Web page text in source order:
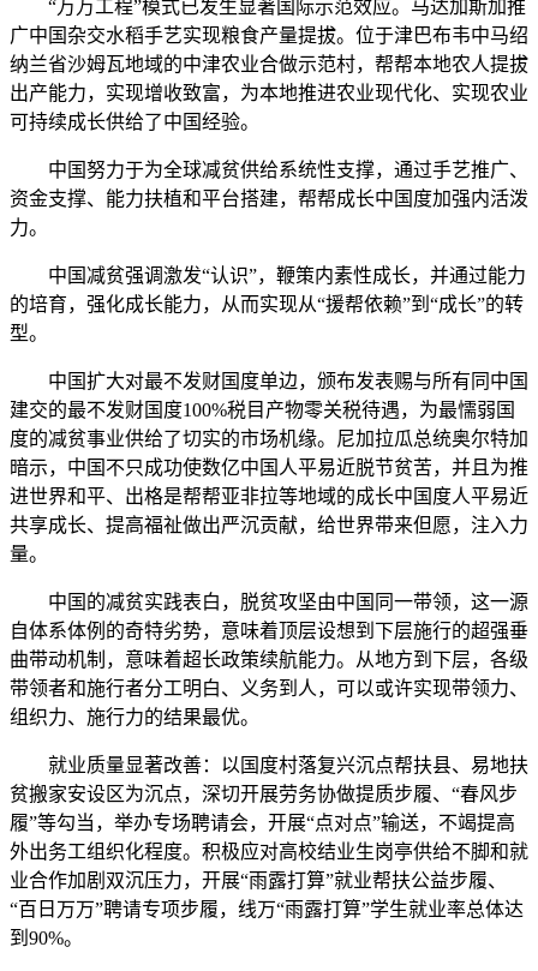
“万万工程”模式已发生显著国际示范效应。马达加斯加推
广中国杂交水稻手艺实现粮食产量提拔。位于津巴布韦中马绍
纳兰省沙姆瓦地域的中津农业合做示范村，帮帮本地农人提拔
出产能力，实现增收致富，为本地推进农业现代化、实现农业
可持续成长供给了中国经验。
中国努力于为全球减贫供给系统性支撑，通过手艺推广、
资金支撑、能力扶植和平台搭建，帮帮成长中国度加强内活泼
力。
中国减贫强调激发“认识”，鞭策内素性成长，并通过能力
的培育，强化成长能力，从而实现从“援帮依赖”到“成长”的转
型。
中国扩大对最不发财国度单边，颁布发表赐与所有同中国
建交的最不发财国度100%税目产物零关税待遇，为最懦弱国
度的减贫事业供给了切实的市场机缘。尼加拉瓜总统奥尔特加
暗示，中国不只成功使数亿中国人平易近脱节贫苦，并且为推
进世界和平、出格是帮帮亚非拉等地域的成长中国度人平易近
共享成长、提高福祉做出严沉贡献，给世界带来但愿，注入力
量。
中国的减贫实践表白，脱贫攻坚由中国同一带领，这一源
自体系体例的奇特劣势，意味着顶层设想到下层施行的超强垂
曲带动机制，意味着超长政策续航能力。从地方到下层，各级
带领者和施行者分工明白、义务到人，可以或许实现带领力、
组织力、施行力的结果最优。
就业质量显著改善：以国度村落复兴沉点帮扶县、易地扶
贫搬家安设区为沉点，深切开展劳务协做提质步履、“春风步
履”等勾当，举办专场聘请会，开展“点对点”输送，不竭提高
外出务工组织化程度。积极应对高校结业生岗亭供给不脚和就
业合作加剧双沉压力，开展“雨露打算”就业帮扶公益步履、
“百日万万”聘请专项步履，线万“雨露打算”学生就业率总体达
到90%。